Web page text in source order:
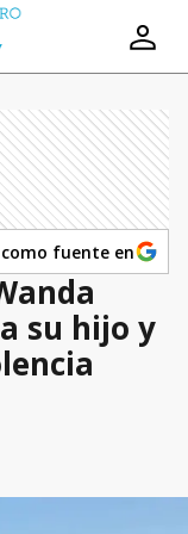
fuente en
su hijo y